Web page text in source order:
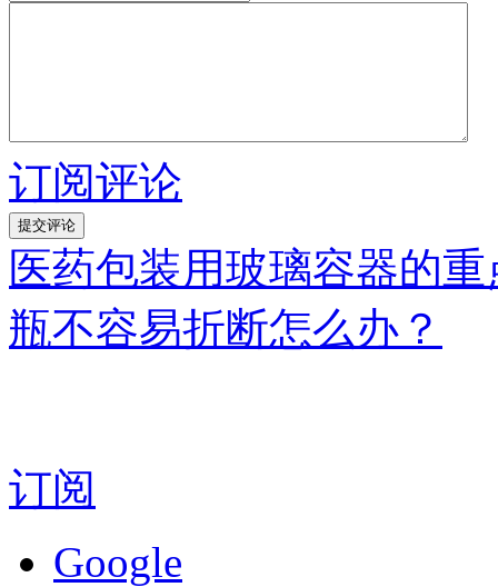
订阅评论
医药包装用玻璃容器的
瓶不容易折断怎么办？
订阅
Google